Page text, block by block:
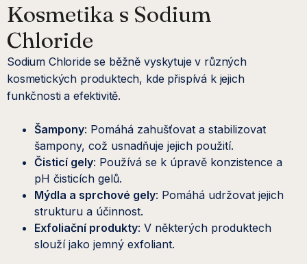
Kosmetika s Sodium
Chloride
Sodium Chloride se běžně vyskytuje v různých
kosmetických produktech, kde přispívá k jejich
funkčnosti a efektivitě.
Šampony: Pomáhá zahušťovat a stabilizovat
šampony, což usnadňuje jejich použití.
Čisticí gely: Používá se k úpravě konzistence a
pH čisticích gelů.
Mýdla a sprchové gely: Pomáhá udržovat jejich
strukturu a účinnost.
Exfoliační produkty: V některých produktech
slouží jako jemný exfoliant.